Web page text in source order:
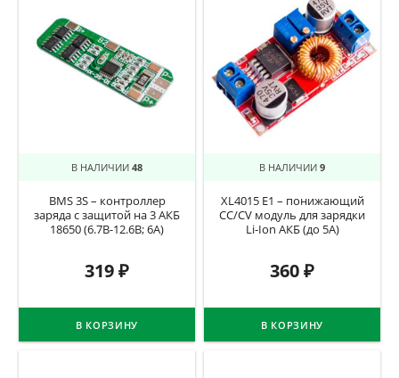
В НАЛИЧИИ 48
BMS 3S – контроллер
заряда с защитой на 3 АКБ
18650 (6.7В-12.6В; 6A)
319₽
В КОРЗИНУ
В НАЛИЧИИ 9
XL4015 E1 – понижающий
CC/CV модуль для зарядки
Li-Ion АКБ (до 5А)
360₽
В КОРЗИНУ